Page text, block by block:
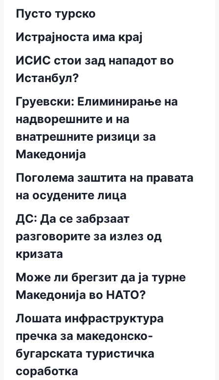
Пусто турско
Истрајноста има крај
ИСИС стои зад нападот во
Истанбул?
Груевски: Елиминирање на
надворешните и на
внатрешните ризици за
Македонија
Поголема заштита на правата
на осудените лица
ДС: Да се забрзаат
разговорите за излез од
кризата
Може ли брегзит да ја турне
Македонија во НАТО?
Лошата инфраструктура
пречка за македонско-
бугарската туристичка
соработка